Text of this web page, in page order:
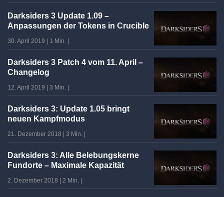
Darksiders 3 Update 1.09 –
Anpassungen der Tokens in Crucible
30. April 2019 1 Min.
Darksiders 3 Patch 4 vom 11. April –
Changelog
12. April 2019 3 Min.
Darksiders 3: Update 1.05 bringt
neuen Kampfmodus
21. Dezember 2018 3 Min.
Darksiders 3: Alle Belebungskerne
Fundorte – Maximale Kapazität
2. Dezember 2018 2 Min.